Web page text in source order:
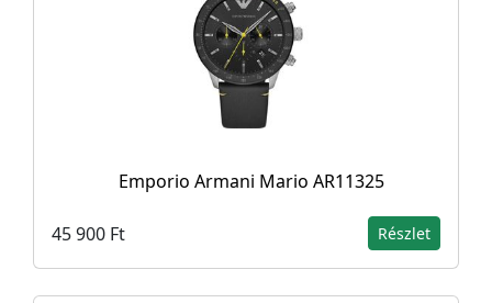
Emporio Armani Mario AR11325
45 900 Ft Részlet